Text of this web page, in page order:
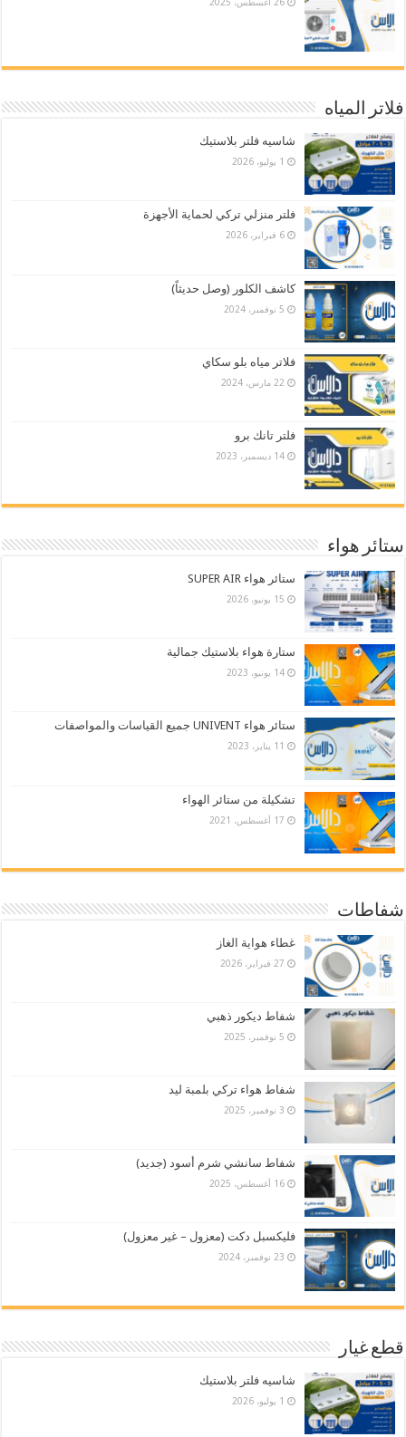
فلاتر المياه
شاسيه فلتر بلاستيك
1 يوليو، 2026
فلتر منزلي تركي لحماية الأجهزة
6 فبراير، 2026
كاشف الكلور (وصل حديثاً)
5 نوفمبر، 2024
فلاتر مياه بلو سكاي
22 مارس، 2024
فلتر تانك برو
14 ديسمبر، 2023
ستائر هواء
ستائر هواء SUPER AIR
15 يونيو، 2026
ستارة هواء بلاستيك جمالية
14 يونيو، 2023
ستائر هواء UNIVENT جميع القياسات والمواصفات
11 يناير، 2023
تشكيلة من ستائر الهواء
17 أغسطس، 2021
شفاطات
غطاء هواية الغاز
27 فبراير، 2026
شفاط ديكور ذهبي
5 نوفمبر، 2025
شفاط هواء تركي بلمبة ليد
3 نوفمبر، 2025
شفاط سانشي شرم أسود (جديد)
16 أغسطس، 2025
فليكسبل دكت (معزول – غير معزول)
23 نوفمبر، 2024
قطع غيار
شاسيه فلتر بلاستيك
1 يوليو، 2026